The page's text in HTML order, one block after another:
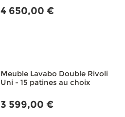
4 650,00 €
Meuble Lavabo Double Rivoli
Uni - 15 patines au choix
3 599,00 €